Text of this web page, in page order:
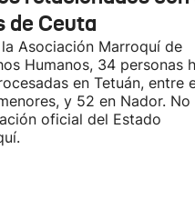
de Ceuta
la Asociación Marroquí de
Humanos, 34 personas
en Tetuán, entre
y 52 en Nador. No
oficial del Estado